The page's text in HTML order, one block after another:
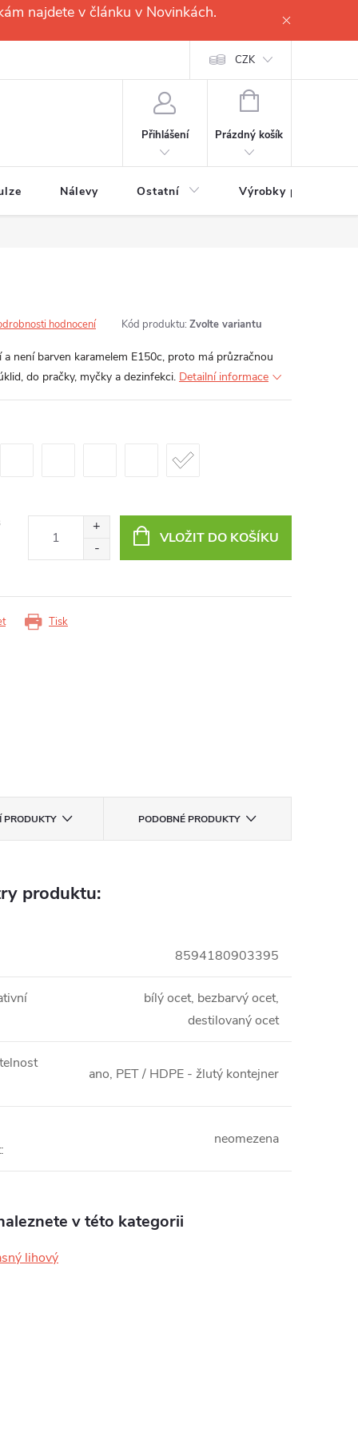
najdete v článku v Novinkách.
CZK
Přihlášení
NÁKUPNÍ
Prázdný košík
Nálevy Ostatní Výrobky pro
hodnocení Kód produktu: Zvolte variantu
není barven karamelem E150c, proto má průzračnou
do pračky, myčky a dezinfekci. Detailní informace
VLOŽIT DO KOŠÍKU
Tisk
PRODUKTY PODOBNÉ PRODUKTY
produktu:
8594180903395
bílý ocet, bezbarvý ocet,
destilovaný ocet
ano, PET / HDPE - žlutý kontejner
:
neomezena
v této kategorii
lihový